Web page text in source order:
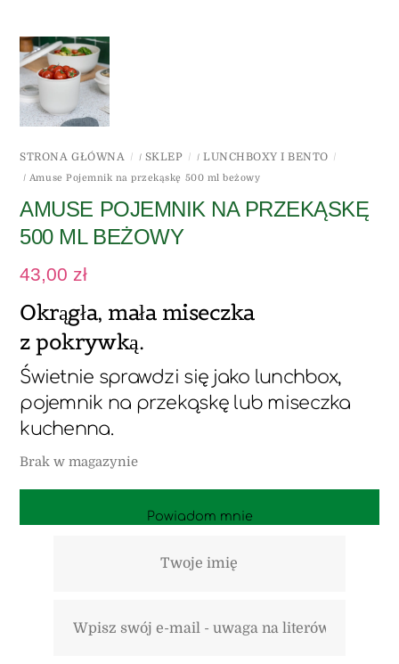
STRONA GŁÓWNA / SKLEP / LUNCHBOXY I BENTO
/ Amuse Pojemnik na przekąskę 500 ml beżowy
AMUSE POJEMNIK NA PRZEKĄSKĘ
500 ML BEŻOWY
43,00 zł
Okrągła, mała miseczka
z pokrywką.
Świetnie sprawdzi się jako lunchbox,
pojemnik na przekąskę lub miseczka
kuchenna.
Brak w magazynie
Powiadom mnie